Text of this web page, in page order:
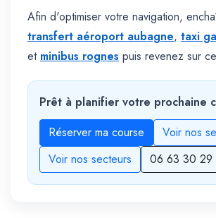
Afin d'optimiser votre navigation,
transfert aéroport aubagne, taxi
et minibus rognes puis revenez sur
Prêt à planifier votre prochaine
Réserver ma course
Voir nos
Voir nos secteurs
06 63 30 29